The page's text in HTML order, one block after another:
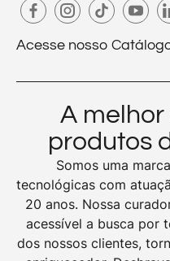
Acesse nosso
A
produtos
Somos uma
tecnológicas com
20 anos. Nossa
acessível a busca por
dos nossos clientes,